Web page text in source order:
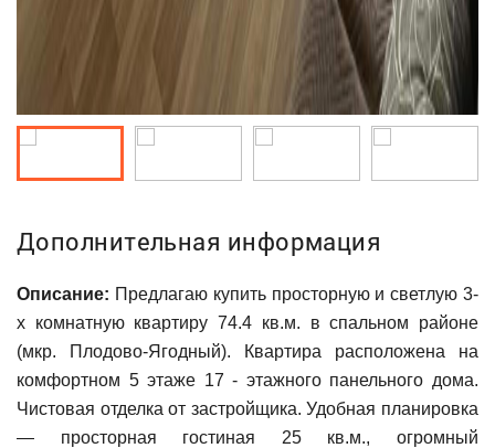
Дополнительная информация
Описание: Предлагаю купить просторную и светлую 3-
х комнатную квартиру 74.4 кв.м. в спальном районе
(мкр. Плодово-Ягодный). Квартира расположена на
комфортном 5 этаже 17 - этажного панельного дома.
Чистовая отделка от застройщика. Удобная планировка
— просторная гостиная 25 кв.м., огромный